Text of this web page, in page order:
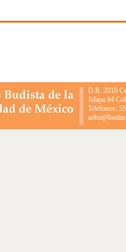
D.R. 2010
Jalapa 94
Teléfonos: